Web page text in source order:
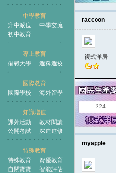
中學教育
升中派位
中學交流
初中教育
專上教育
備戰大學
選科選校
國際教育
國際學校
海外留學
知識增值
課外活動
教材閱讀
公開考試
深造進修
特殊教育
特殊教育
資優教育
自閉寶寶
智能評估
raccoon
複式洋房
224
myapple